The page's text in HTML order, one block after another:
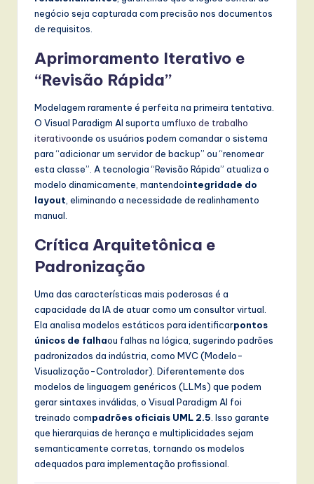
negócio seja capturada com precisão nos documentos
de requisitos.
Aprimoramento Iterativo e
“Revisão Rápida”
Modelagem raramente é perfeita na primeira tentativa.
O Visual Paradigm AI suporta umfluxo de trabalho
iterativoonde os usuários podem comandar o sistema
para “adicionar um servidor de backup” ou “renomear
esta classe”. A tecnologia “Revisão Rápida” atualiza o
modelo dinamicamente, mantendointegridade do
layout , eliminando a necessidade de realinhamento
manual.
Crítica Arquitetônica e
Padronização
Uma das características mais poderosas é a
capacidade da IA de atuar como um consultor virtual.
Ela analisa modelos estáticos para identificarpontos
únicos de falhaou falhas na lógica, sugerindo padrões
padronizados da indústria, como MVC (Modelo-
Visualização-Controlador). Diferentemente dos
modelos de linguagem genéricos (LLMs) que podem
gerar sintaxes inválidas, o Visual Paradigm AI foi
treinado compadrões oficiais UML 2.5 . Isso garante
que hierarquias de herança e multiplicidades sejam
semanticamente corretas, tornando os modelos
adequados para implementação profissional.